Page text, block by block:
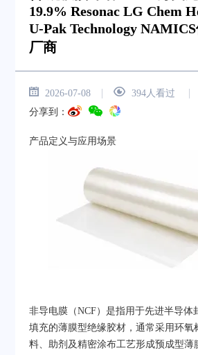
19.9% Resonac LG Chem
U-Pak Technology
厂商
2026-07-08 | 394人看过 |
分享到：
产品定义与应用场景
非导电膜（NCF）是指用于先进半导体
填充的薄膜型绝缘胶材，通常采用环氧
料、助剂及精密涂布工艺形成预成型薄